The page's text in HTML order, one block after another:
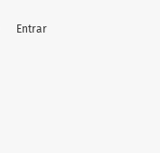
Entrar